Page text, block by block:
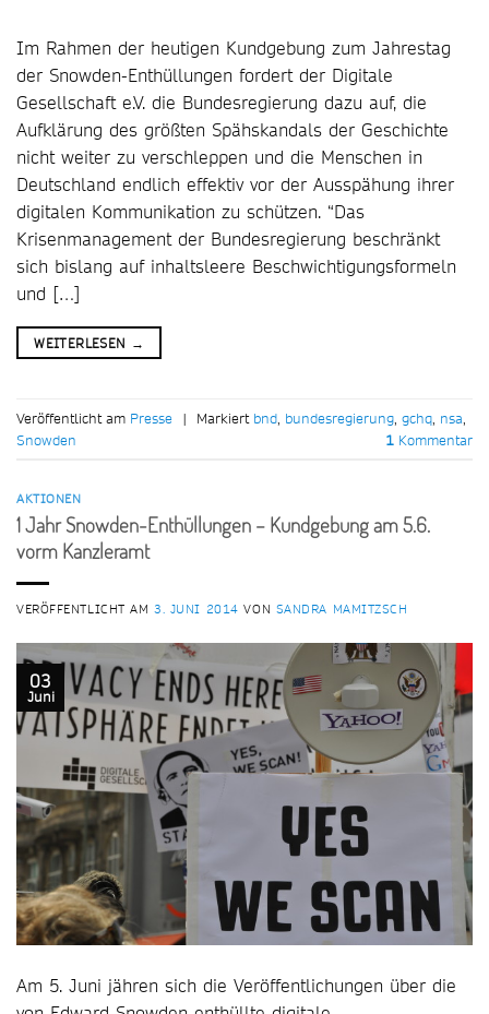
Im Rahmen der heutigen Kundgebung zum Jahrestag
der Snowden-Enthüllungen fordert der Digitale
Gesellschaft e.V. die Bundesregierung dazu auf, die
Aufklärung des größten Spähskandals der Geschichte
nicht weiter zu verschleppen und die Menschen in
Deutschland endlich effektiv vor der Ausspähung ihrer
digitalen Kommunikation zu schützen. “Das
Krisenmanagement der Bundesregierung beschränkt
sich bislang auf inhaltsleere Beschwichtigungsformeln
und […]
WEITERLESEN →
Veröffentlicht am Presse | Markiert bnd, bundesregierung, gchq, nsa,
Snowden
1 Kommentar
AKTIONEN
1 Jahr Snowden-Enthüllungen – Kundgebung am 5.6.
vorm Kanzleramt
VERÖFFENTLICHT AM3. JUNI 2014 VON SANDRA MAMITZSCH
03
Juni
Am 5. Juni jähren sich die Veröffentlichungen über die